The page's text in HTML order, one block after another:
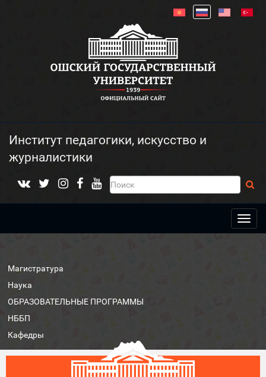
Институт педагогики, искусство и
журналистики
Магистратура
Наука
ОБРАЗОВАТЕЛЬНЫЕ ПРОГРАММЫ
НББП
Кафедры